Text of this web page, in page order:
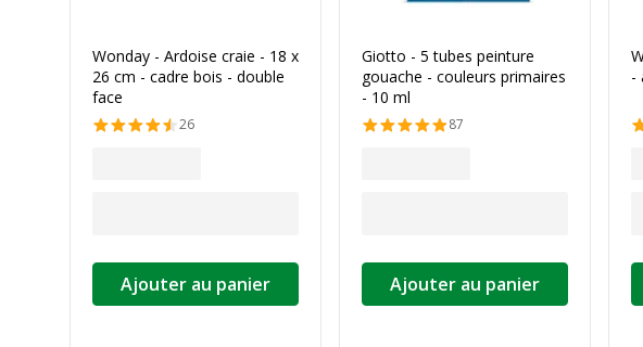
Wonday - Ardoise craie - 18 x
26 cm - cadre bois - double
face
26
Ajouter au panier
Giotto - 5 tubes peinture
gouache - couleurs primaires
- 10 ml
87
Ajouter au panier
-